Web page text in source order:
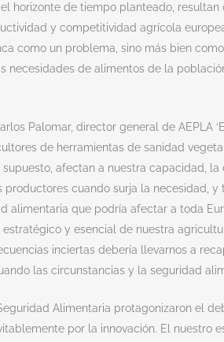
horizonte de tiempo planteado,
y competitividad agrícola
como un problema, sino más bien
necesidades de alimentos de la
Palomar, director general de
de herramientas de sanidad
afectan a nuestra capacidad,
productores cuando surja la necesidad,
alimentaria que podría afectar a toda
y esencial de nuestra
inciertas debería llevarnos a
las circunstancias y la seguridad
Alimentaria protagonizaron el
por la innovación. El nuestro